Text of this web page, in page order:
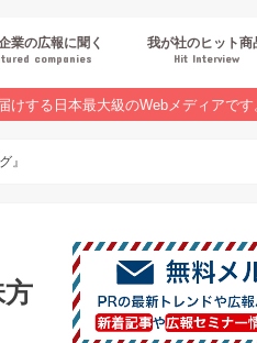
業の広報に聞く
companies
我が社のヒット商
Hit Interview
する日本最大級のWebメディアです
』